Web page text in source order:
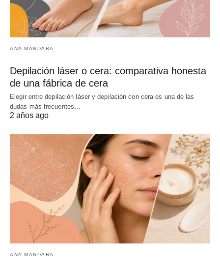
ANA MANDARA
Depilación láser o cera: comparativa honesta
de una fábrica de cera
Elegir entre depilación láser y depilación con cera es una de las
dudas más frecuentes…
2 años ago
ANA MANDARA